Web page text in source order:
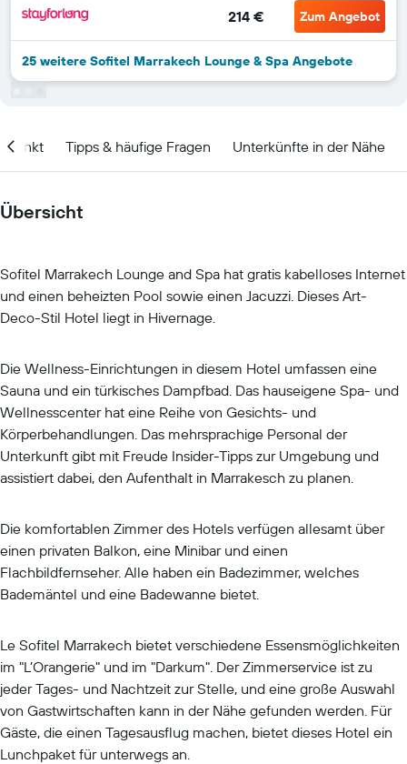
214 € Zum Angebot
25 weitere Sofitel Marrakech Lounge & Spa Angebote
Tipps & häufige Fragen Unterkünfte in der Nähe
Übersicht
Sofitel Marrakech Lounge and Spa hat gratis kabelloses Internet
und einen beheizten Pool sowie einen Jacuzzi. Dieses Art-
Deco-Stil Hotel liegt in Hivernage.
Die Wellness-Einrichtungen in diesem Hotel umfassen eine
Sauna und ein türkisches Dampfbad. Das hauseigene Spa- und
Wellnesscenter hat eine Reihe von Gesichts- und
Körperbehandlungen. Das mehrsprachige Personal der
Unterkunft gibt mit Freude Insider-Tipps zur Umgebung und
assistiert dabei, den Aufenthalt in Marrakesch zu planen.
Die komfortablen Zimmer des Hotels verfügen allesamt über
einen privaten Balkon, eine Minibar und einen
Flachbildfernseher. Alle haben ein Badezimmer, welches
Bademäntel und eine Badewanne bietet.
Le Sofitel Marrakech bietet verschiedene Essensmöglichkeiten
im "L’Orangerie" und im "Darkum". Der Zimmerservice ist zu
jeder Tages- und Nachtzeit zur Stelle, und eine große Auswahl
von Gastwirtschaften kann in der Nähe gefunden werden. Für
Gäste, die einen Tagesausflug machen, bietet dieses Hotel ein
Lunchpaket für unterwegs an.